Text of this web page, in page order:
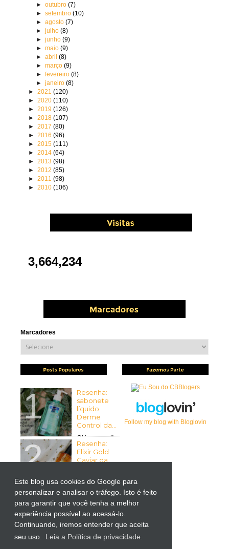
Este blog usa cookies do Google para
personalizar e analisar o tráfego. Isto é feito
para garantir que você tenha a melhor
experiência possível ao acessá-lo.
Continuando, iremos entender que aceita
seu uso.
Leia a Política de privacidade.
► outubro (7)
► setembro (10)
► agosto (7)
► julho (8)
► junho (9)
► maio (9)
► abril (8)
► março (9)
► fevereiro (8)
► janeiro (8)
►2021(120)
►2020(110)
►2019(126)
►2018(107)
►2017(80)
►2016(96)
►2015(111)
►2014(64)
►2013(98)
►2012(85)
►2011(98)
►2010(106)
3,664,234
Marcadores
Resenha:
sabonete
líquido
Derme
Control da...
Olá pessoal!
Tudo bem com vocês? Espero
que sim ...
Resenha:
Elixir Gold
Caviar da
Olá pessoal!
Tudo bem
com vocês? Espero que sim! ...
Resenha:
Liftactiv
Supreme
da Vichy
por Kutiz...
Follow my blog with Bloglovin